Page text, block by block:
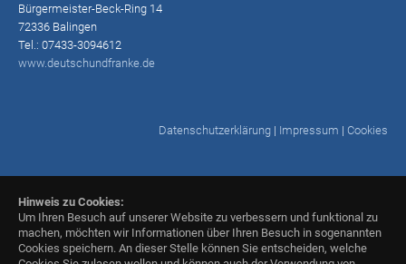
Hinweis zu Cookies:
Um Ihren Besuch auf unserer Website zu verbessern und funktional zu
machen, möchten wir Informationen über Ihren Besuch in sogenannten
Cookies speichern. An dieser Stelle können Sie entscheiden, welche
Bürgermeister-Beck-Ring 14
72336 Balingen
Tel.: 07433-3094612
www.deutschundfranke.de
Datenschutzerklärung | Impressum | Cookies